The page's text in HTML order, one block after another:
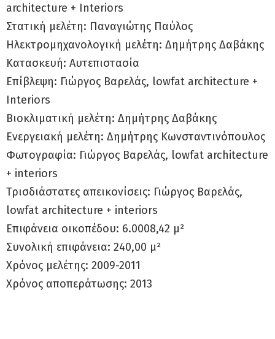
architecture + Interiors
Στατική μελέτη: Παναγιώτης Παύλος
Ηλεκτρομηχανολογική μελέτη: Δημήτρης Δαβάκης
Κατασκευή: Αυτεπιστασία
Επίβλεψη: Γιώργος Βαρελάς, lowfat architecture +
Interiors
Βιοκλιματική μελέτη: Δημήτρης Δαβάκης
Ενεργειακή μελέτη: Δημήτρης Κωνσταντινόπουλος
Φωτογραφία: Γιώργος Βαρελάς, lowfat architecture
+ interiors
Τρισδιάστατες απεικονίσεις: Γιώργος Βαρελάς,
lowfat architecture + interiors
Επιφάνεια οικοπέδου: 6.0008,42 μ²
Συνολική επιφάνεια: 240,00 μ²
Χρόνος μελέτης: 2009-2011
Χρόνος αποπεράτωσης: 2013